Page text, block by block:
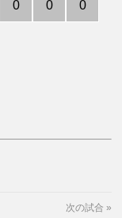
0 0 0
次の試合 »